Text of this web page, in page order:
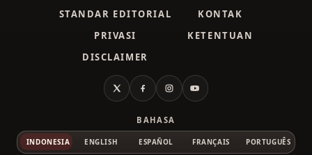
STANDAR EDITORIAL
KONTAK
PRIVASI
KETENTUAN
DISCLAIMER
X FacebookInstagramYouTube
BAHASA
INDONESIA ENGLISH ESPAÑOL FRANÇAIS PORTUGUÊS